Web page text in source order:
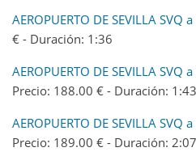
AEROPUERTO DE SEVILLA SVQ
€ - Duración: 1:36
AEROPUERTO DE SEVILLA SVQ
Precio: 188.00 € - Duración: 1:43
AEROPUERTO DE SEVILLA SVQ
Precio: 189.00 € - Duración: 2:07